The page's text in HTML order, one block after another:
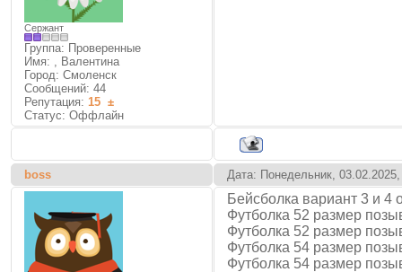
Сержант
Группа: Проверенные
Имя: , Валентина
Город: Смоленск
Сообщений: 44
Репутация: 15 ±
Статус: Оффлайн
boss Дата: Понедельник,
Бейсболка вариант 3 и 4
Футболка 52 размер
Футболка 52 размер
Футболка 54 размер
Футболка 54 размер